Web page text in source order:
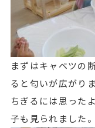
まずはキャベツの
ると匂いが広がりま
ちぎるには思った
子も見られました。